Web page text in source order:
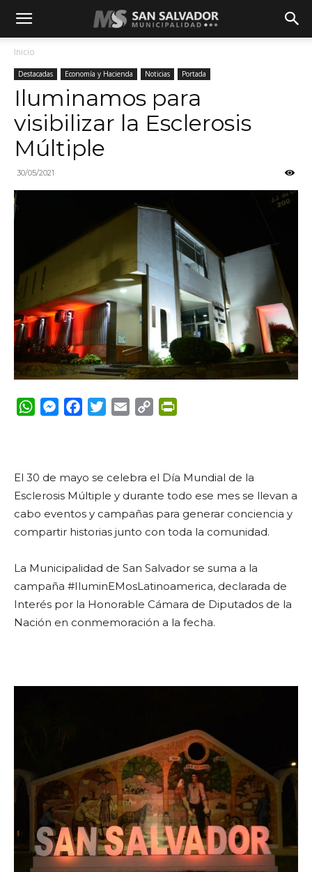
Inicio
Destacadas Economía y Hacienda Noticias Portada
Iluminamos para
visibilizar la Esclerosis
Múltiple
30/05/2021
WhatsApp
Messenger
FacebookTwitterEmail Copy
El 30 de mayo se celebra el Día Mundial de la
Esclerosis Múltiple y durante todo ese mes se llevan a
cabo eventos y campañas para generar conciencia y
compartir historias junto con toda la comunidad.
La Municipalidad de San Salvador se suma a la
campaña #IluminEMosLatinoamerica, declarada de
Interés por la Honorable Cámara de Diputados de la
Nación en conmemoración a la fecha.